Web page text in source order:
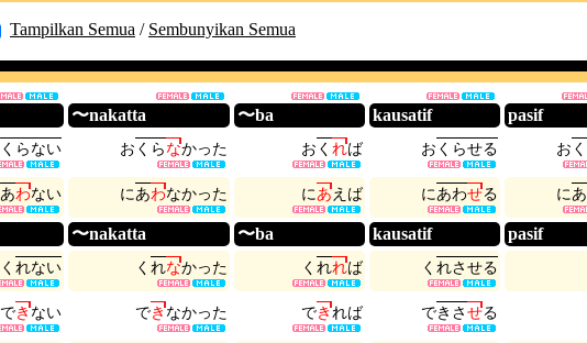
Tampilkan Semua / Sembunyikan Semua
〜nakatta 〜ba kausatif pasif
く らない お く らなかった お く れば お く らせる お く
あわない にあわなかった にあえ ば にあわせる にあ
〜nakatta 〜ba kausatif pasif
く れない く れなかった く れれば く れさせる
できない できなかった できれば でき させる